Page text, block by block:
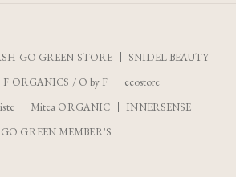
GO GREEN STORE
SNIDEL BEAUTY
F ORGANICS / O by F
ecostore
Mitea ORGANIC
INNERSENSE
GO GREEN MEMBER'S